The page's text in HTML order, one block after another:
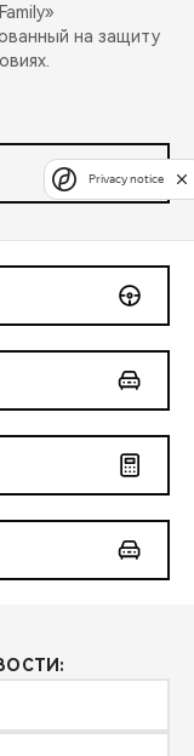
на защиту
Privacy notice